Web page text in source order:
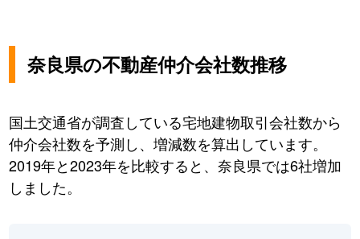
奈良県の不動産仲介会社数推移
国土交通省が調査している宅地建物取引会社数から
仲介会社数を予測し、増減数を算出しています。
2019年と2023年を比較すると、奈良県では6社増加
しました。